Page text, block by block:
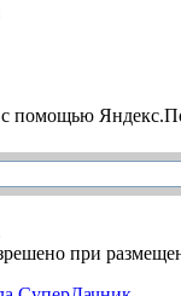
с помощью
при